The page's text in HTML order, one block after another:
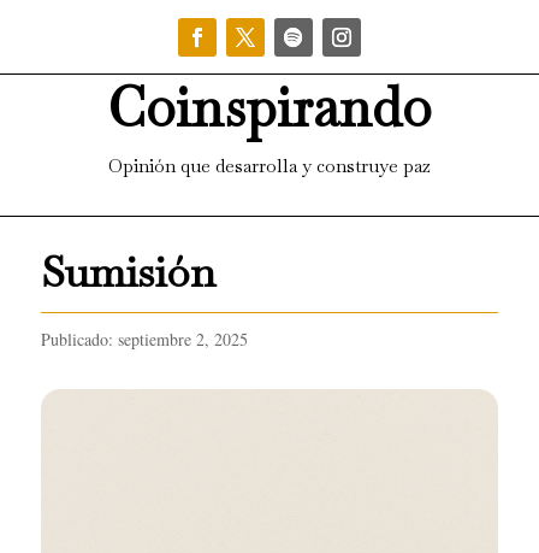
Coinspirando
Opinión que desarrolla y construye paz
Sumisión
Publicado: septiembre 2, 2025